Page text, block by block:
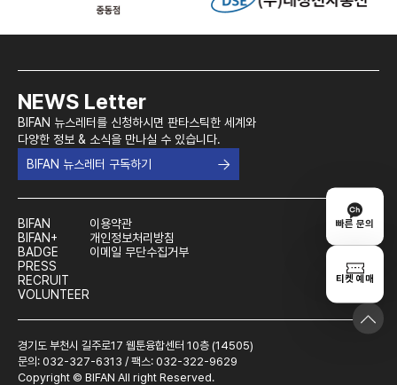
빠른 문의
티켓 예매
NEWS Letter
BIFAN 뉴스레터를 신청하시면 판타스틱한 세계와
다양한 정보 & 소식을 만나실 수 있습니다.
BIFAN 뉴스레터 구독하기
BIFAN
BIFAN+
BADGE
PRESS
RECRUIT
VOLUNTEER
이용약관
개인정보처리방침
이메일 무단수집거부
경기도 부천시 길주로17 웹툰융합센터 10층 (14505)
문의: 032-327-6313 / 팩스: 032-322-9629
Copyright © BIFAN All right Reserved.